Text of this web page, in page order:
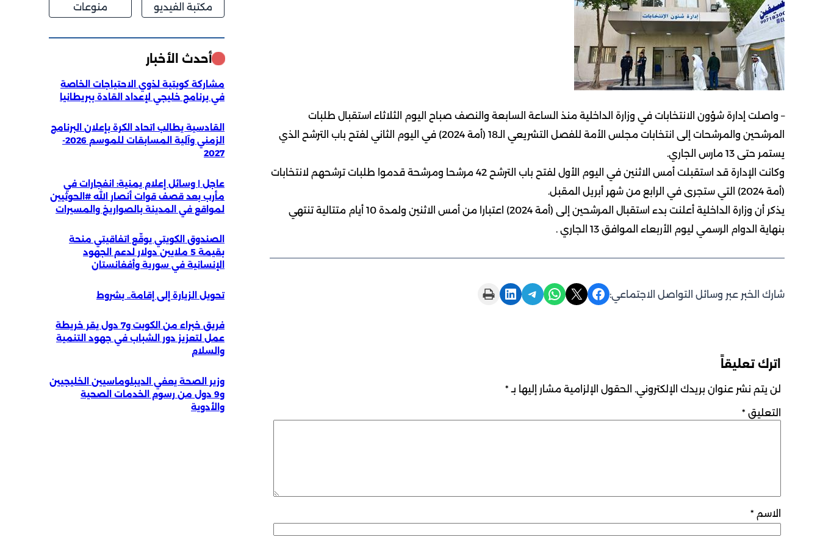
– واصلت إدارة شؤون الانتخابات في وزارة الداخلية منذ الساعة السابعة والنصف صباح اليوم الثلاثاء استقبال طلبات
المرشحين والمرشحات إلى انتخابات مجلس الأمة للفصل التشريعي الـ18 (أمة 2024) في اليوم الثاني لفتح باب الترشح الذي
يستمر حتى 13 مارس الجاري.
وكانت الإدارة قد استقبلت أمس الاثنين في اليوم الأول لفتح باب الترشح 42 مرشحا ومرشحة قدموا طلبات ترشحهم لانتخابات
(أمة 2024) التي ستجرى في الرابع من شهر أبريل المقبل.
يذكر أن وزارة الداخلية أعلنت بدء استقبال المرشحين إلى (أمة 2024) اعتبارا من أمس الاثنين ولمدة 10 أيام متتالية تنتهي
بنهاية الدوام الرسمي ليوم الأربعاء الموافق 13 الجاري .
شارك الخبر عبر وسائل التواصل الاجتماعي: Share on Facebook
Share on X
Share on WhatsApp
Share on Telegram
Share on LinkedIn
Print this Page
اترك تعليقاً
لن يتم نشر عنوان بريدك الإلكتروني. الحقول الإلزامية مشار إليها بـ *
التعليق *
الاسم *
مكتبة الفيديو منوعات
أحدث الأخبار
مشاركة كويتية لذوي الاحتياجات الخاصة
في برنامج خليجي لإعداد القادة ببريطانيا
القادسية يطالب اتحاد الكرة بإعلان البرنامج
الزمني وآلية المسابقات للموسم 2026-
2027
عاجل | وسائل إعلام يمنية: انفجارات في
مأرب بعد قصف قوات أنصار الله #الحوثيين
لمواقع في المدينة بالصواريخ والمسيرات
الصندوق الكويتي يوقّع اتفاقيتي منحة
بقيمة 5 ملايين دولار لدعم الجهود
الإنسانية في سورية وأفغانستان
تحويل الزيارة إلى إقامة.. بشروط
فريق خبراء من الكويت و7 دول يقر خريطة
عمل لتعزيز دور الشباب في جهود التنمية
والسلام
وزير الصحة يعفي الديبلوماسيين الخليجيين
و9 دول من رسوم الخدمات الصحية
والأدوية